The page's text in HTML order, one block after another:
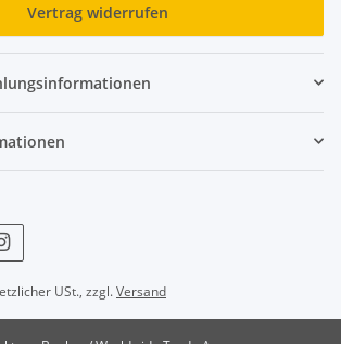
Vertrag widerrufen
USt., zzgl.Versand